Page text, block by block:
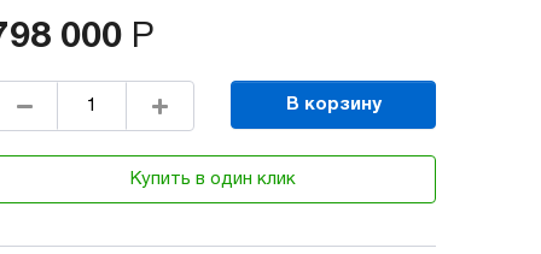
000 Р
В корзину
Купить в один клик